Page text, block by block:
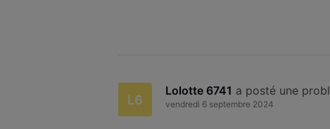
L6
Lolotte 6741 a posté une
vendredi 6 septembre 2024